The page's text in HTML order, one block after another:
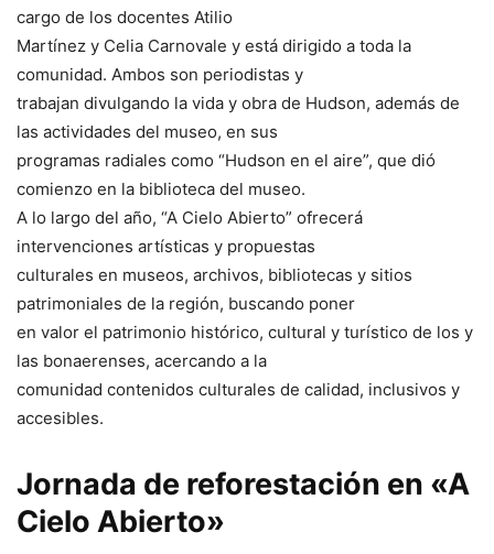
cargo de los docentes Atilio
Martínez y Celia Carnovale y está dirigido a toda la
comunidad. Ambos son periodistas y
trabajan divulgando la vida y obra de Hudson, además de
las actividades del museo, en sus
programas radiales como “Hudson en el aire”, que dió
comienzo en la biblioteca del museo.
A lo largo del año, “A Cielo Abierto” ofrecerá
intervenciones artísticas y propuestas
culturales en museos, archivos, bibliotecas y sitios
patrimoniales de la región, buscando poner
en valor el patrimonio histórico, cultural y turístico de los y
las bonaerenses, acercando a la
comunidad contenidos culturales de calidad, inclusivos y
accesibles.
Jornada de reforestación en «A
Cielo Abierto»